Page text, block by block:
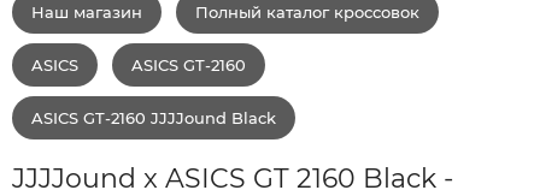
Наш магазин Полный каталог кроссовок
ASICS ASICS GT-2160
ASICS GT-2160 JJJJound Black
JJJJound x ASICS GT 2160 Black -